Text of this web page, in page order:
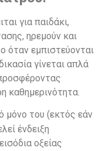
για παιδάκι,
ηρεμούν και
όταν εμπιστεύονται
γίνεται απλά
καθημερινότητα.
μόνο του (εκτός εάν
ένδειξη
οξείας